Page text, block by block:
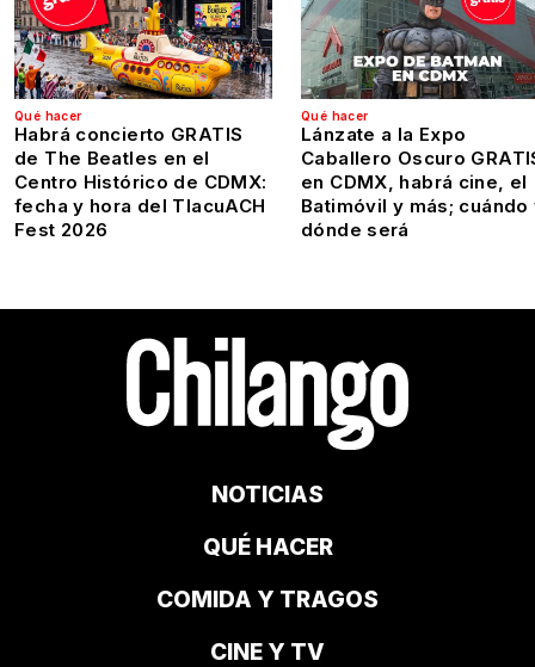
Qué hacer
Habrá concierto GRATIS
de The Beatles en el
Centro Histórico de CDMX:
fecha y hora del TlacuACH
Fest 2026
Qué hacer
Lánzate a la Expo
Caballero Oscuro
en CDMX, habrá cine, el
Batimóvil y más; cuándo
dónde será
NOTICIAS
QUÉ HACER
COMIDA Y TRAGOS
CINE Y TV